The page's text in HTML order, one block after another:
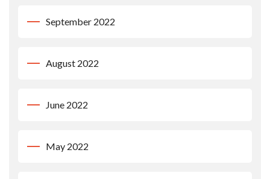
September 2022
August 2022
June 2022
May 2022